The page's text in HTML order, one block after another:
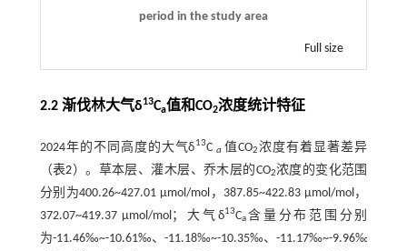
period in the study area
Full size
2.2 渐伐林大气δ13Ca值和CO2浓度统计特征
2024年的不同高度的大气δ13C a 值CO2浓度有着显著差异
（表2）。草本层、灌木层、乔木层的CO2浓度的变化范围
分别为400.26~427.01 μmol/mol，387.85~422.83 μmol/mol，
372.07~419.37 μmol/mol；大气δ13Ca含量分布范围分别
为-11.46‰~-10.61‰、-11.18‰~-10.35‰、-11.17‰~-9.96‰。